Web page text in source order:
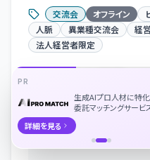
交流会 オフライン
人脈
異業種交流会 経
法人経営者限定
PR
生成AIプロ人材に特
委託マッチングサービ
詳細を見る